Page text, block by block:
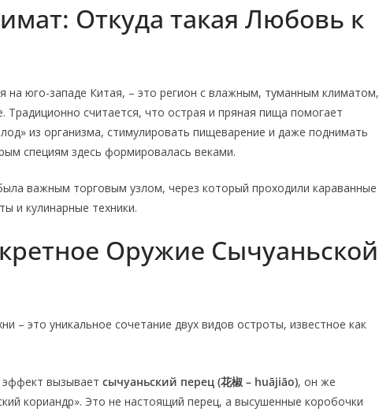
Откуда такая Любовь к
на юго-западе Китая, – это регион с влажным, туманным климатом,
Традиционно считается, что острая и пряная пища помогает
из организма, стимулировать пищеварение и даже поднимать
специям здесь формировалась веками.
важным торговым узлом, через который проходили караванные
и кулинарные техники.
Оружие Сычуаньской
– это уникальное сочетание двух видов остроты, известное как
вызывает сычуаньский перец (花椒 – huājiāo), он же
кориандр». Это не настоящий перец, а высушенные коробочки